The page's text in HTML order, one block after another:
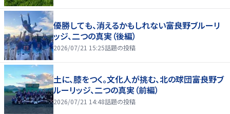
優勝しても、消えるかもしれない――富良野ブルーリ
ッジ、二つの真実（後編）
2026/07/21 15:25話題の投稿
土に、膝をつく。文化人が挑む、北の球団――富良野ブ
ルーリッジ、二つの真実（前編）
2026/07/21 14:48話題の投稿